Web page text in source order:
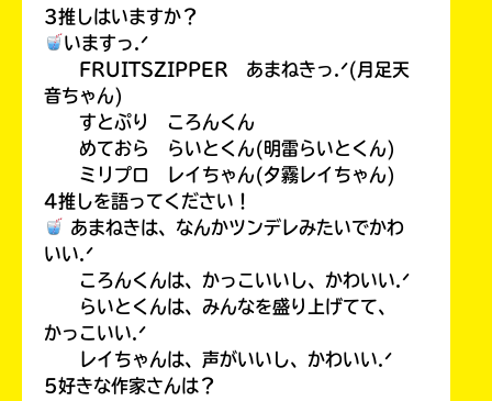
3推しはいますか？
いますっ.ᐟ
FRUITSZIPPER あまねきっ.ᐟ(月足天
音ちゃん)
すとぷり ころんくん
めておら らいとくん(明雷らいとくん)
ミリプロ レイちゃん(夕霧レイちゃん)
4推しを語ってください！
あまねきは、なんかツンデレみたいでかわ
いい.ᐟ
ころんくんは、かっこいいし、かわいい.ᐟ
らいとくんは、みんなを盛り上げてて、
かっこいい.ᐟ
レイちゃんは、声がいいし、かわいい.ᐟ
5好きな作家さんは？